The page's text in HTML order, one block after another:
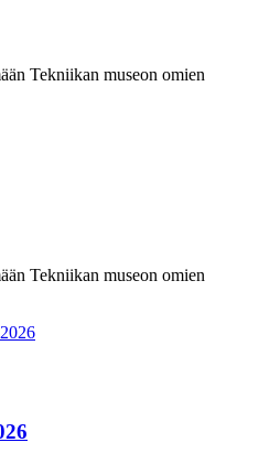
Tekniikan museon omien
Tekniikan museon omien